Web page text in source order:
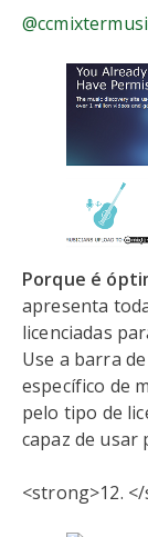
Porque é
apresenta
licenciadas
Use a barra
específico de
pelo tipo de
capaz de usar
<strong>12.